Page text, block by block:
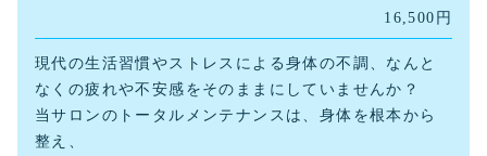
16,500円
現代の生活習慣やストレスによる身体の不調、なんと
なくの疲れや不安感をそのままにしていませんか？
当サロンのトータルメンテナンスは、身体を根本から
整え、